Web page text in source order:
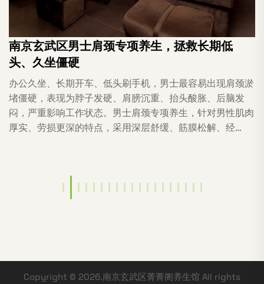
南京玄武区男士肩颈专项养生，拯救长期低
头、久坐僵硬
办公久坐、长期开车、低头刷手机，男士最容易出现肩颈淤
堵僵硬，表现为脖子发硬、肩膀沉重、抬头酸胀、后脑发
闷，严重影响工作状态。男士肩颈专项养生，针对男性肌肉
厚实、劳损更深的特点，采用深层舒缓、筋膜松解、经…
Copyright © 2026.南京玄武区菁菁阁养生馆 All rights